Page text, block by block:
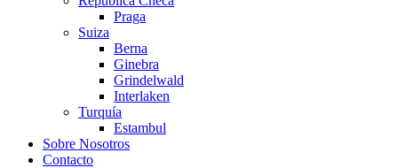
Praga
Suiza
Berna
Ginebra
Grindelwald
Interlaken
Turquía
Estambul
Sobre Nosotros
Contacto